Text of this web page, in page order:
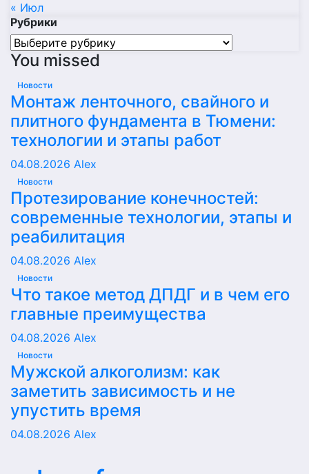
« Июл
Рубрики
Рубрики
You missed
Новости
Монтаж ленточного, свайного и
плитного фундамента в Тюмени:
технологии и этапы работ
04.08.2026 Alex
Новости
Протезирование конечностей:
современные технологии, этапы и
реабилитация
04.08.2026 Alex
Новости
Что такое метод ДПДГ и в чем его
главные преимущества
04.08.2026 Alex
Новости
Мужской алкоголизм: как
заметить зависимость и не
упустить время
04.08.2026 Alex